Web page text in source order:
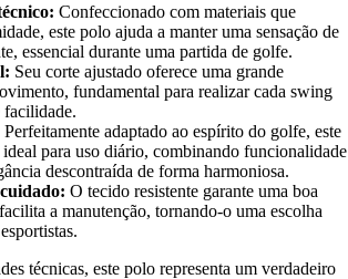
Confeccionado com materiais que
este polo ajuda a manter uma sensação de
essencial durante uma partida de golfe.
Seu corte ajustado oferece uma grande
fundamental para realizar cada swing
facilidade.
Perfeitamente adaptado ao espírito do golfe, este
para uso diário, combinando funcionalidade
descontraída de forma harmoniosa.
O tecido resistente garante uma boa
a manutenção, tornando-o uma escolha
técnicas, este polo representa um verdadeiro